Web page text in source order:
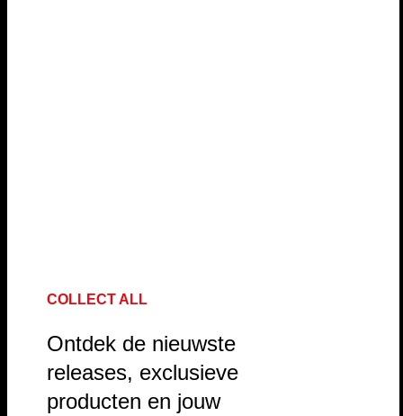
COLLECT ALL
Ontdek de nieuwste
releases, exclusieve
producten en jouw